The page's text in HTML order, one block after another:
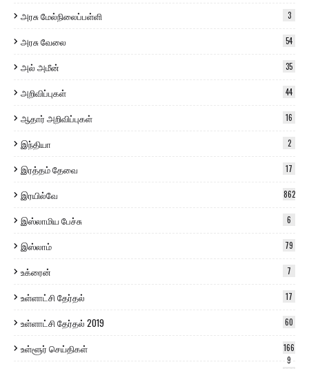
அரசு மேல்நிலைப்பள்ளி 3
அரசு வேலை 54
அல் அமீன் 35
அறிவிப்புகள் 44
ஆதார் அறிவிப்புகள் 16
இந்தியா 2
இரத்தம் தேவை 17
இரயில்வே 862
இஸ்லாமிய பேச்சு 6
இஸ்லாம் 79
உக்ரைன் 7
உள்ளாட்சி தேர்தல் 17
உள்ளாட்சி தேர்தல் 2019 60
உள்ளூர் செய்திகள்
166
9